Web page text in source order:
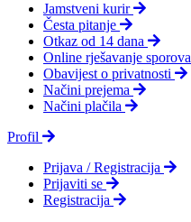
Jamstveni kurir
Česta pitanje
Otkaz od 14 dana
Online rješavanje sporova
Obavijest o privatnosti
Načini prejema
Načini plačila
Profil
Prijava / Registracija
Prijaviti se
Registracija